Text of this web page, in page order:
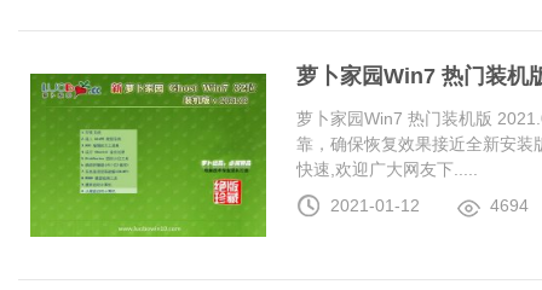
萝卜家园Win7 热门装机
萝卜家园Win7 热门装机版
靠，确保恢复效果接近全新安
快速,欢迎广大网友下.....
2021-01-12
4694